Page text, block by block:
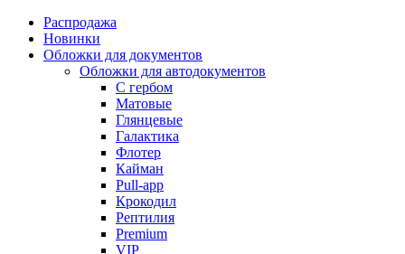
Распродажа
Новинки
Обложки для документов
Обложки для автодокументов
С гербом
Матовые
Глянцевые
Галактика
Флотер
Кайман
Pull-app
Крокодил
Рептилия
Premium
VIP